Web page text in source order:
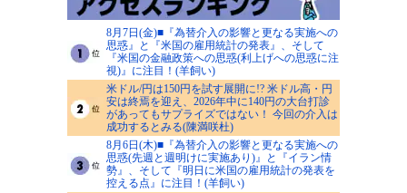
8月7日(金)■『為替介入の影響と更なる実施への
思惑』と『米国の雇用統計の発表』、そして
『米国の金融政策への思惑(利上げへの思惑に注
視)』に注目！(羊飼い)
米ドル/円は150円を試す展開に!? 米ドル高・円
安は終焉を迎え、2026年中に140円の大台打診
があってもサプライズではない！ 今回の介入は
成功するとみる(陳満咲杜)
8月6日(木)■『為替介入の影響と更なる実施への
思惑(先週と週明けに実施あり)』と『イラン情
勢』、そして『明日に米国の雇用統計の発表を
控える点』に注目！(羊飼い)